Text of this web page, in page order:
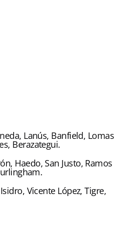
Lanús, Banfield, Lomas
Berazategui.
Haedo, San Justo, Ramos
Vicente López, Tigre,